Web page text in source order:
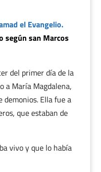
el Evangelio.
según san Marcos
del primer día de la
a María Magdalena,
demonios. Ella fue a
que estaban de
vivo y que lo había